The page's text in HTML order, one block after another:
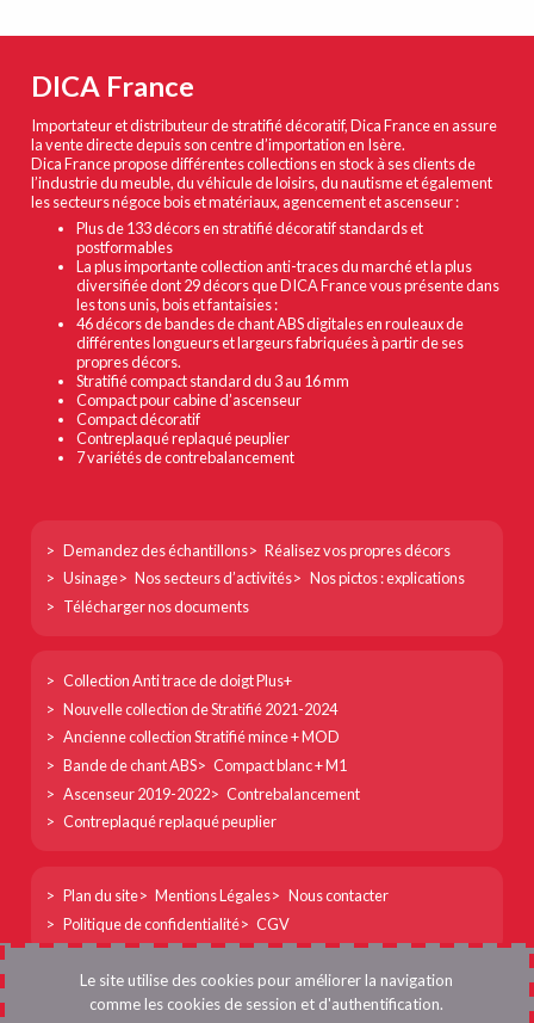
DICA France
Importateur et distributeur de stratifié décoratif, Dica France en assure
la vente directe depuis son centre d’importation en Isère.
Dica France propose différentes collections en stock à ses clients de
l’industrie du meuble, du véhicule de loisirs, du nautisme et également
les secteurs négoce bois et matériaux, agencement et ascenseur :
Plus de 133 décors en stratifié décoratif standards et
postformables
La plus importante collection anti-traces du marché et la plus
diversifiée dont 29 décors que DICA France vous présente dans
les tons unis, bois et fantaisies :
46 décors de bandes de chant ABS digitales en rouleaux de
différentes longueurs et largeurs fabriquées à partir de ses
propres décors.
Stratifié compact standard du 3 au 16 mm
Compact pour cabine d’ascenseur
Compact décoratif
Contreplaqué replaqué peuplier
7 variétés de contrebalancement
Footer
col
Demandez des échantillons
Réalisez vos propres décors
Usinage
Nos secteurs d’activités
Nos pictos : explications
Télécharger nos documents
Footer
col
Collection Anti trace de doigt Plus+
Nouvelle collection de Stratifié 2021-2024
Ancienne collection Stratifié mince + MOD
Bande de chant ABS
Compact blanc + M1
Ascenseur 2019-2022
Contrebalancement
Contreplaqué replaqué peuplier
Footer
col
3
Plan du site Mentions Légales
Nous contacter
Politique de confidentialité
CGV
Menu
du
Se connecter
Le site utilise des cookies pour améliorer la navigation
comme les cookies de session et d'authentification.